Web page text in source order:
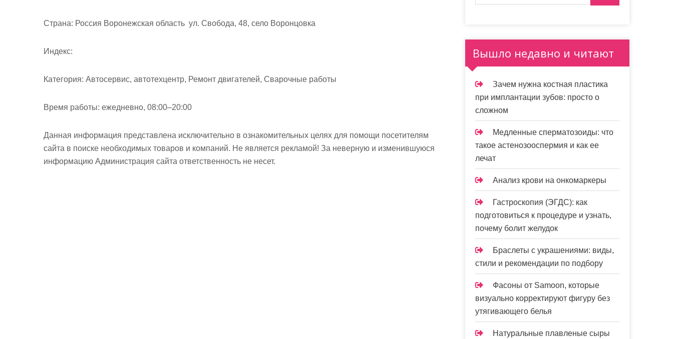
Страна: Россия Воронежская область ул. Свобода, 48, село Воронцовка
Индекс:
Категория: Автосервис, автотехцентр, Ремонт двигателей, Сварочные работы
Время работы: ежедневно, 08:00–20:00
Данная информация представлена исключительно в ознакомительных целях для помощи посетителям
сайта в поиске необходимых товаров и компаний. Не является рекламой! За неверную и изменившуюся
информацию Администрация сайта ответственность не несет.
Вышло недавно и читают
Зачем нужна костная пластика
при имплантации зубов: просто о
сложном
Медленные сперматозоиды: что
такое астенозооспермия и как ее
лечат
Анализ крови на онкомаркеры
Гастроскопия (ЭГДС): как
подготовиться к процедуре и узнать,
почему болит желудок
Браслеты с украшениями: виды,
стили и рекомендации по подбору
Фасоны от Samoon, которые
визуально корректируют фигуру без
утягивающего белья
Натуральные плавленые сыры